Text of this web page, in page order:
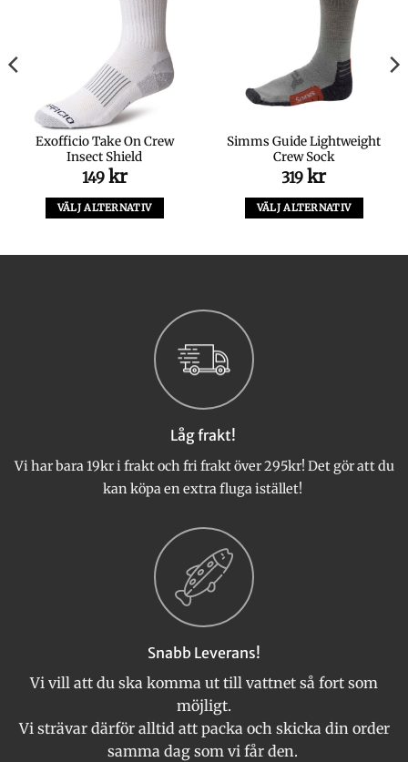
Exofficio Take On Crew
Insect Shield
149 kr
VÄLJ ALTERNATIV
alternativen
produktsidan
Simms Guide Lightweight
Crew Sock
319 kr
VÄLJ ALTERNATIV
produktsidan
Låg frakt!
Vi har bara 19kr i frakt och fri frakt över 295kr! Det gör att du
kan köpa en extra fluga istället!
Snabb Leverans!
Vi vill att du ska komma ut till vattnet så fort som
möjligt.
Vi strävar därför alltid att packa och skicka din order
samma dag som vi får den.